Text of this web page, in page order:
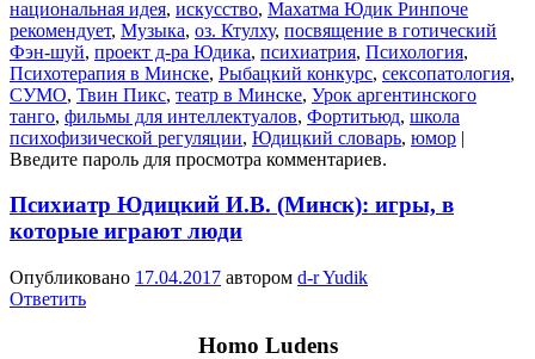
национальная идея, искусство, Махатма Юдик Ринпоче
рекомендует, Музыка, оз. Ктулху, посвящение в готический
Фэн-шуй, проект д-ра Юдика, психиатрия, Психология,
Психотерапия в Минске, Рыбацкий конкурс, сексопатология,
СУМО, Твин Пикс, театр в Минске, Урок аргентинского
танго, фильмы для интеллектуалов, Фортитьюд, школа
психофизической регуляции, Юдицкий словарь, юмор |
Введите пароль для просмотра комментариев.
Психиатр Юдицкий И.В. (Минск): игры, в
которые играют люди
Опубликовано 17.04.2017 автором d-r Yudik
Ответить
Homo Ludens